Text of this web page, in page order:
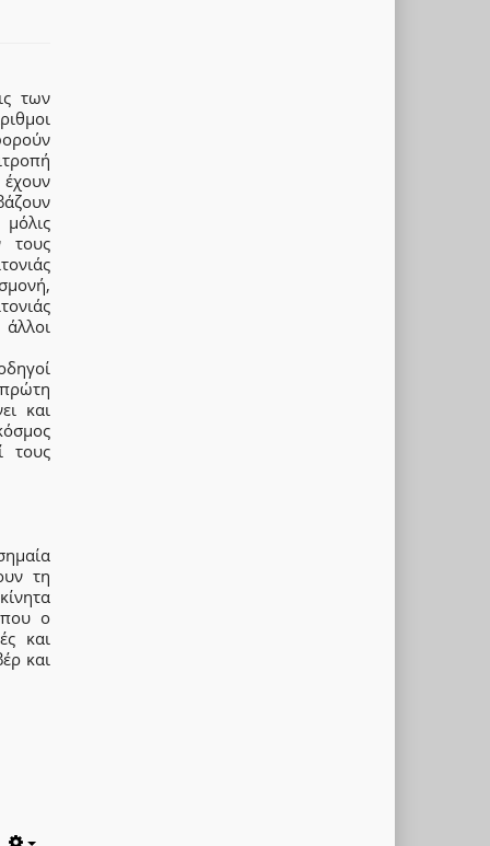
των
τους
και
τους
τη
που ο
και
και